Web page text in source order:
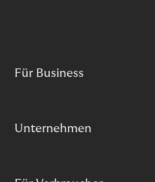
Für Business
Unternehmen